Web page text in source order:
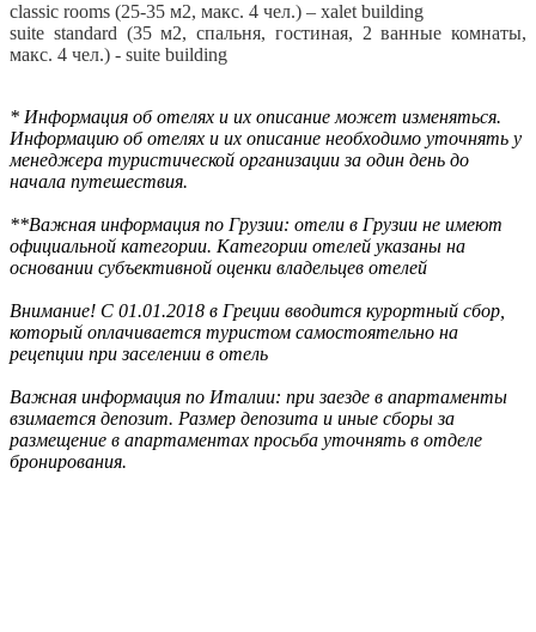
classic rooms (25-35 м2, макс. 4 чел.) – xalet building
suite standard (35 м2, спальня, гостиная, 2 ванные комнаты,
макс. 4 чел.) - suite building
* Информация об отелях и их описание может изменяться.
Информацию об отелях и их описание необходимо уточнять у
менеджера туристической организации за один день до
начала путешествия.
**Важная информация по Грузии: отели в Грузии не имеют
официальной категории. Категории отелей указаны на
основании субъективной оценки владельцев отелей
Внимание! С 01.01.2018 в Греции вводится курортный сбор,
который оплачивается туристом самостоятельно на
рецепции при заселении в отель
Важная информация по Италии: при заезде в апартаменты
взимается депозит. Размер депозита и иные сборы за
размещение в апартаментах просьба уточнять в отделе
бронирования.